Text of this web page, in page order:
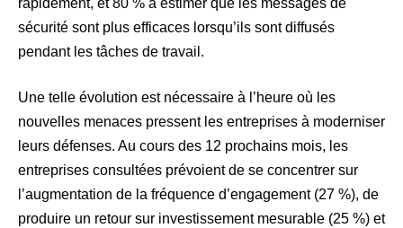
rapidement, et 80 % à estimer que les messages de
sécurité sont plus efficaces lorsqu’ils sont diffusés
pendant les tâches de travail.
Une telle évolution est nécessaire à l’heure où les
nouvelles menaces pressent les entreprises à moderniser
leurs défenses. Au cours des 12 prochains mois, les
entreprises consultées prévoient de se concentrer sur
l’augmentation de la fréquence d’engagement (27 %), de
produire un retour sur investissement mesurable (25 %) et